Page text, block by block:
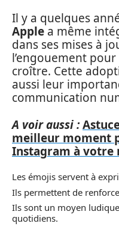
Il y a quelques
Apple a même
dans ses mises à
l’engouement
croître. Cette
aussi leur
communication
A voir aussi :
meilleur moment
Instagram à votre
Les émojis servent à
Ils permettent de
Ils sont un moyen
quotidiens.